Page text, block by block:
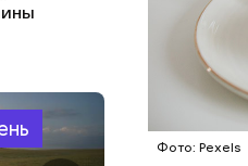
Фото: Pexels